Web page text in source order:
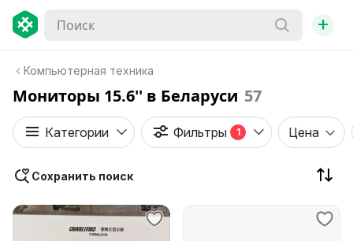
+
Компьютерная техника
Мониторы 15.6'' в Беларуси 57
Категории Фильтры 1 Цена
Сохранить поиск